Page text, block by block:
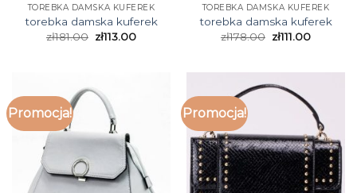
TOREBKA DAMSKA KUFEREK
torebka damska kuferek
zł181.00 zł113.00
TOREBKA DAMSKA KUFEREK
torebka damska kuferek
zł178.00 zł111.00
Promocja! Promocja!